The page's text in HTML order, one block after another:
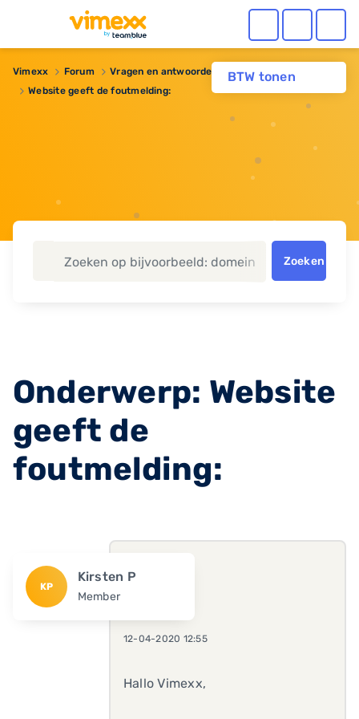
BTW tonen
Vimexx Forum
Vragen en antwoorden
Website geeft de foutmelding:
Zoeken
Onderwerp: Website
geeft de
foutmelding:
KP
Kirsten P
Member
12-04-2020 12:55
Hallo Vimexx,